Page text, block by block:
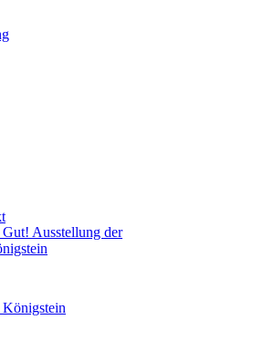
Ausstellung der